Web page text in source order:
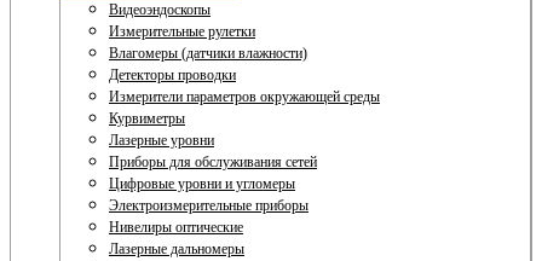
Видеоэндоскопы
Измерительные рулетки
Влагомеры (датчики влажности)
Детекторы проводки
Измерители параметров окружающей среды
Курвиметры
Лазерные уровни
Приборы для обслуживания сетей
Цифровые уровни и угломеры
Электроизмерительные приборы
Нивелиры оптические
Лазерные дальномеры